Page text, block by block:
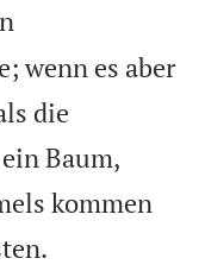
wenn es aber
die
Baum,
kommen